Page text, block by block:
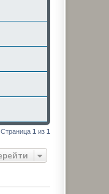
Страница 1 из 1